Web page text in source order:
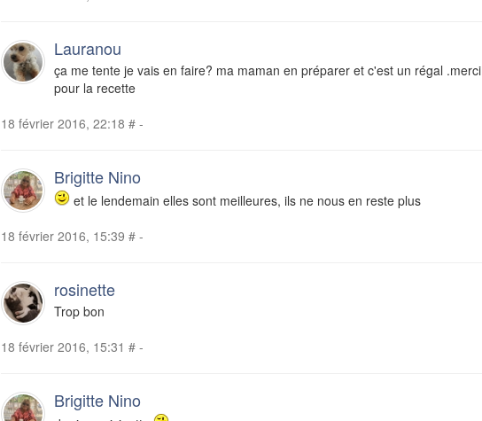
Lauranou
ça me tente je vais en faire? ma maman en préparer et c'est un régal .merci
pour la recette
18 février 2016, 22:18 # -
Brigitte Nino
et le lendemain elles sont meilleures, ils ne nous en reste plus
18 février 2016, 15:39 # -
rosinette
Trop bon
18 février 2016, 15:31 # -
Brigitte Nino